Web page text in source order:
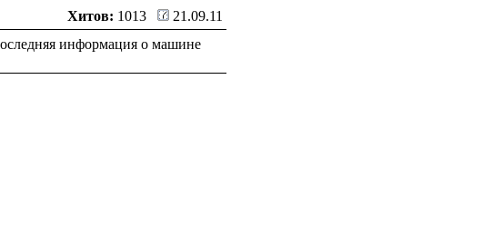
Хитов: 1013
21.09.11
информация о машине